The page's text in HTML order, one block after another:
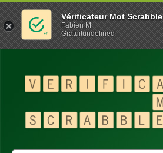
Vérificateur Mot Scrabble
Fabien M
Gratuitundefined